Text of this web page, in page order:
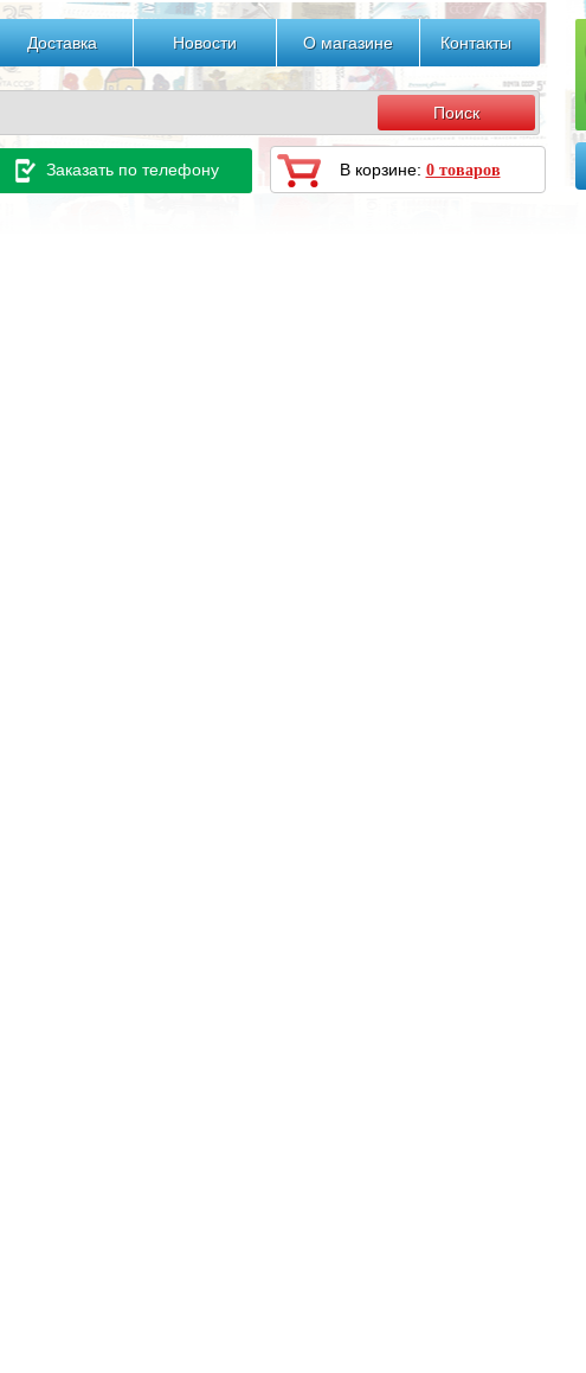
Доставка Новости О магазине Контакты
Заказать по телефону В корзине: 0 товаров